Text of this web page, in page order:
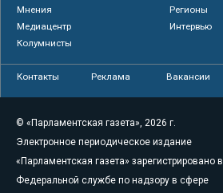
Мнения
Регионы
Медиацентр
Интервью
Колумнисты
Контакты Реклама Вакансии
© «Парламентская газета», 2026 г.
Электронное периодическое издание
«Парламентская газета» зарегистрировано в
Федеральной службе по надзору в сфере